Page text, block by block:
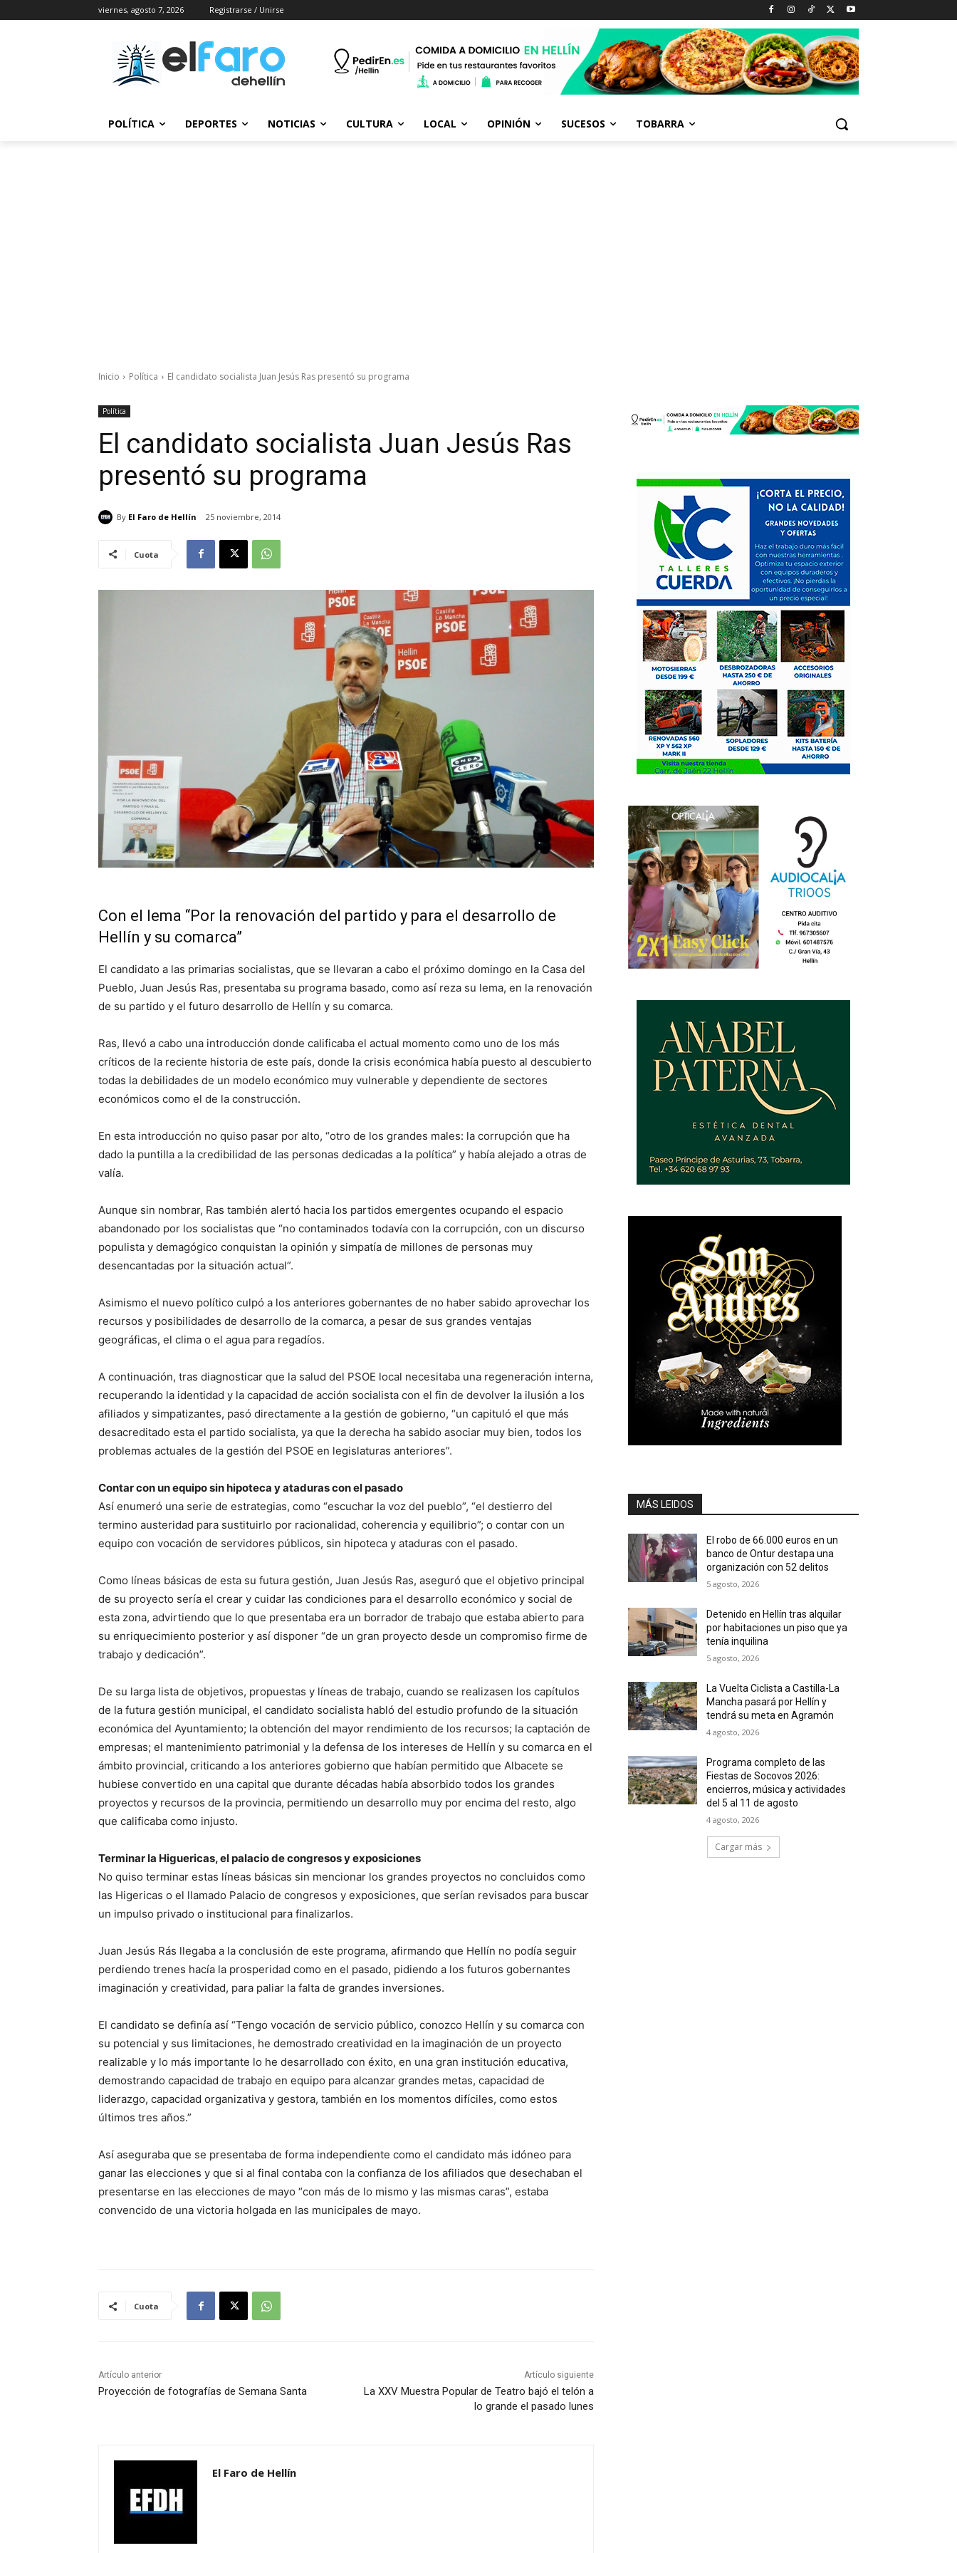
viernes, agosto 7, 2026 Registrarse / Unirse
POLÍTICA DEPORTES NOTICIAS CULTURA LOCAL OPINIÓN SUCESOS TOBARRA
Inicio Política El candidato socialista Juan Jesús Ras presentó su programa
Política
El candidato socialista Juan Jesús Ras
presentó su programa
By El Faro de Hellín 25 noviembre, 2014
Cuota
Con el lema “Por la renovación del partido y para el desarrollo de
Hellín y su comarca”
El candidato a las primarias socialistas, que se llevaran a cabo el próximo domingo en la Casa del
Pueblo, Juan Jesús Ras, presentaba su programa basado, como así reza su lema, en la renovación
de su partido y el futuro desarrollo de Hellín y su comarca.
Ras, llevó a cabo una introducción donde calificaba el actual momento como uno de los más
críticos de la reciente historia de este país, donde la crisis económica había puesto al descubierto
todas la debilidades de un modelo económico muy vulnerable y dependiente de sectores
económicos como el de la construcción.
En esta introducción no quiso pasar por alto, “otro de los grandes males: la corrupción que ha
dado la puntilla a la credibilidad de las personas dedicadas a la política” y había alejado a otras de
valía.
Aunque sin nombrar, Ras también alertó hacia los partidos emergentes ocupando el espacio
abandonado por los socialistas que “no contaminados todavía con la corrupción, con un discurso
populista y demagógico conquistan la opinión y simpatía de millones de personas muy
desencantadas por la situación actual”.
Asimismo el nuevo político culpó a los anteriores gobernantes de no haber sabido aprovechar los
recursos y posibilidades de desarrollo de la comarca, a pesar de sus grandes ventajas
geográficas, el clima o el agua para regadíos.
A continuación, tras diagnosticar que la salud del PSOE local necesitaba una regeneración interna,
recuperando la identidad y la capacidad de acción socialista con el fin de devolver la ilusión a los
afiliados y simpatizantes, pasó directamente a la gestión de gobierno, “un capituló el que más
desacreditado esta el partido socialista, ya que la derecha ha sabido asociar muy bien, todos los
problemas actuales de la gestión del PSOE en legislaturas anteriores”.
Contar con un equipo sin hipoteca y ataduras con el pasado
Así enumeró una serie de estrategias, como “escuchar la voz del pueblo”, “el destierro del
termino austeridad para sustituirlo por racionalidad, coherencia y equilibrio”; o contar con un
equipo con vocación de servidores públicos, sin hipoteca y ataduras con el pasado.
Como líneas básicas de esta su futura gestión, Juan Jesús Ras, aseguró que el objetivo principal
de su proyecto sería el crear y cuidar las condiciones para el desarrollo económico y social de
esta zona, advirtiendo que lo que presentaba era un borrador de trabajo que estaba abierto para
su enriquecimiento posterior y así disponer “de un gran proyecto desde un compromiso firme de
trabajo y dedicación”.
De su larga lista de objetivos, propuestas y líneas de trabajo, cuando se realizasen los capítulos
de la futura gestión municipal, el candidato socialista habló del estudio profundo de la situación
económica del Ayuntamiento; la obtención del mayor rendimiento de los recursos; la captación de
empresas; el mantenimiento patrimonial y la defensa de los intereses de Hellín y su comarca en el
ámbito provincial, criticando a los anteriores gobierno que habían permitido que Albacete se
hubiese convertido en una capital que durante décadas había absorbido todos los grandes
proyectos y recursos de la provincia, permitiendo un desarrollo muy por encima del resto, algo
que calificaba como injusto.
Terminar la Higuericas, el palacio de congresos y exposiciones
No quiso terminar estas líneas básicas sin mencionar los grandes proyectos no concluidos como
las Higericas o el llamado Palacio de congresos y exposiciones, que serían revisados para buscar
un impulso privado o institucional para finalizarlos.
Juan Jesús Rás llegaba a la conclusión de este programa, afirmando que Hellín no podía seguir
perdiendo trenes hacía la prosperidad como en el pasado, pidiendo a los futuros gobernantes
imaginación y creatividad, para paliar la falta de grandes inversiones.
El candidato se definía así “Tengo vocación de servicio público, conozco Hellín y su comarca con
su potencial y sus limitaciones, he demostrado creatividad en la imaginación de un proyecto
realizable y lo más importante lo he desarrollado con éxito, en una gran institución educativa,
demostrando capacidad de trabajo en equipo para alcanzar grandes metas, capacidad de
liderazgo, capacidad organizativa y gestora, también en los momentos difíciles, como estos
últimos tres años.”
Así aseguraba que se presentaba de forma independiente como el candidato más idóneo para
ganar las elecciones y que si al final contaba con la confianza de los afiliados que desechaban el
presentarse en las elecciones de mayo “con más de lo mismo y las mismas caras”, estaba
convencido de una victoria holgada en las municipales de mayo.
Cuota
Artículo anterior
Proyección de fotografías de Semana Santa
Artículo siguiente
La XXV Muestra Popular de Teatro bajó el telón a
lo grande el pasado lunes
El Faro de Hellín
MÁS LEIDOS
El robo de 66.000 euros en un
banco de Ontur destapa una
organización con 52 delitos
5 agosto, 2026
Detenido en Hellín tras alquilar
por habitaciones un piso que ya
tenía inquilina
5 agosto, 2026
La Vuelta Ciclista a Castilla-La
Mancha pasará por Hellín y
tendrá su meta en Agramón
4 agosto, 2026
Programa completo de las
Fiestas de Socovos 2026:
encierros, música y actividades
del 5 al 11 de agosto
4 agosto, 2026
Cargar más